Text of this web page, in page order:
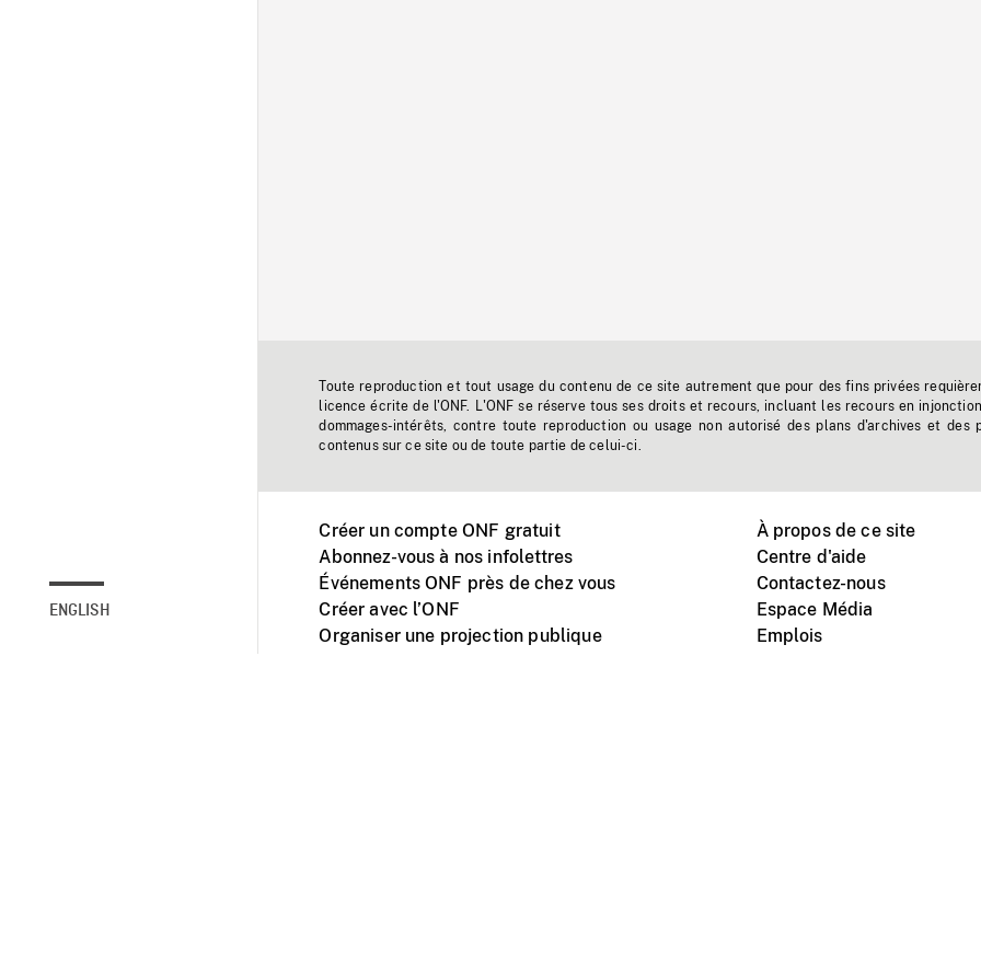
ENGLISH
Toute reproduction et tout usage du contenu de ce site autrement que pour des fins privées
licence écrite de l'ONF. L'ONF se réserve tous ses droits et recours, incluant les recours en
dommages-intérêts, contre toute reproduction ou usage non autorisé des plans d'archives et des
contenus sur ce site ou de toute partie de celui-ci.
Créer un compte ONF gratuit
Abonnez-vous à nos infolettres
Événements ONF près de chez vous
Créer avec l’ONF
Organiser une projection publique
À propos de ce site
Centre d'aide
Contactez-nous
Espace Média
Emplois